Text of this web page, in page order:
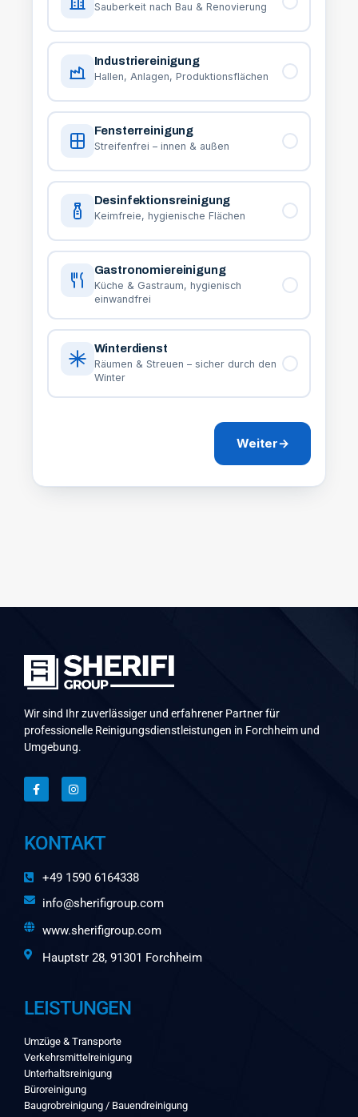
Sauberkeit nach Bau & Renovierung
Industriereinigung
Hallen, Anlagen, Produktionsflächen
Fensterreinigung
Streifenfrei – innen & außen
Desinfektionsreinigung
Keimfreie, hygienische Flächen
Gastronomiereinigung
Küche & Gastraum, hygienisch
einwandfrei
Winterdienst
Räumen & Streuen – sicher durch den
Winter
Weiter→
Wir sind Ihr zuverlässiger und erfahrener Partner für
professionelle Reinigungsdienstleistungen in Forchheim und
Umgebung.
KONTAKT
+49 1590 6164338
info@sherifigroup.com
www.sherifigroup.com
Hauptstr 28, 91301 Forchheim
LEISTUNGEN
Umzüge & Transporte
Verkehrsmittelreinigung
Unterhaltsreinigung
Büroreinigung
Baugrobreinigung / Bauendreinigung